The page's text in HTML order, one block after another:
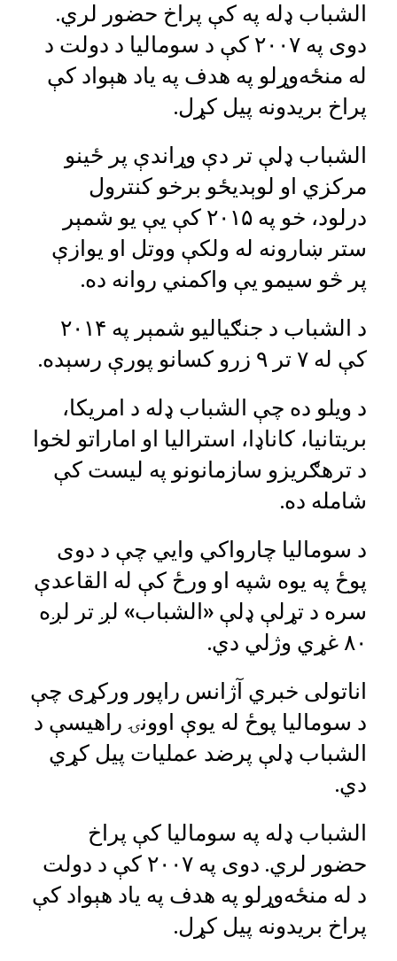
الشباب ډله په کې پراخ حضور لري.
دوی په ۲۰۰۷ کې د سومالیا د دولت د
له منځه‌وړلو په هدف په یاد هېواد کې
پراخ بریدونه پیل کړل.
الشباب ډلې تر دې وړاندې پر ځینو
مرکزي او لوېدیځو برخو کنترول
درلود، خو په ۲۰۱۵ کې یې یو شمېر
ستر ښارونه له ولکې ووتل او یوازې
پر څو سیمو یې واکمني روانه ده.
د الشباب د جنګیالیو شمېر په ۲۰۱۴
کې له ۷ تر ۹ زرو کسانو پورې رسېده.
د ویلو ده چې الشباب ډله د امریکا،
بریتانیا، کاناډا، استرالیا او اماراتو لخوا
د ترهګریزو سازمانونو په لیست کې
شامله ده.
د سومالیا چارواکي وايي چې د دوی
پوځ په یوه شپه او ورځ کې له القاعدې
سره د تړلې ډلې «الشباب» لږ تر لږه
۸۰ غړي وژلي دي.
اناتولی خبري آژانس راپور ورکړی چې
د سومالیا پوځ له یوې اوونۍ راهیسې د
الشباب ډلې پرضد عملیات پیل کړي
دي.
الشباب ډله په سومالیا کې پراخ
حضور لري. دوی په ۲۰۰۷ کې د دولت
د له منځه‌وړلو په هدف په یاد هېواد کې
پراخ بریدونه پیل کړل.